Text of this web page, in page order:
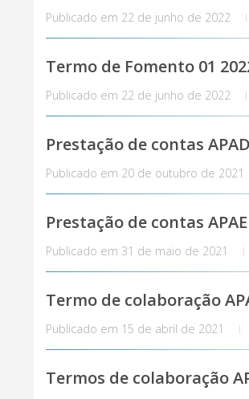
Publicado em 22 de junho de 2022
Termo de Fomento 01
Publicado em 22 de junho de 2022
Prestação de contas
Publicado em 20 de outubro de 2021
Prestação de contas APAE
Publicado em 31 de maio de 2021
Termo de colaboração
Publicado em 15 de abril de 2021
Termos de colaboração